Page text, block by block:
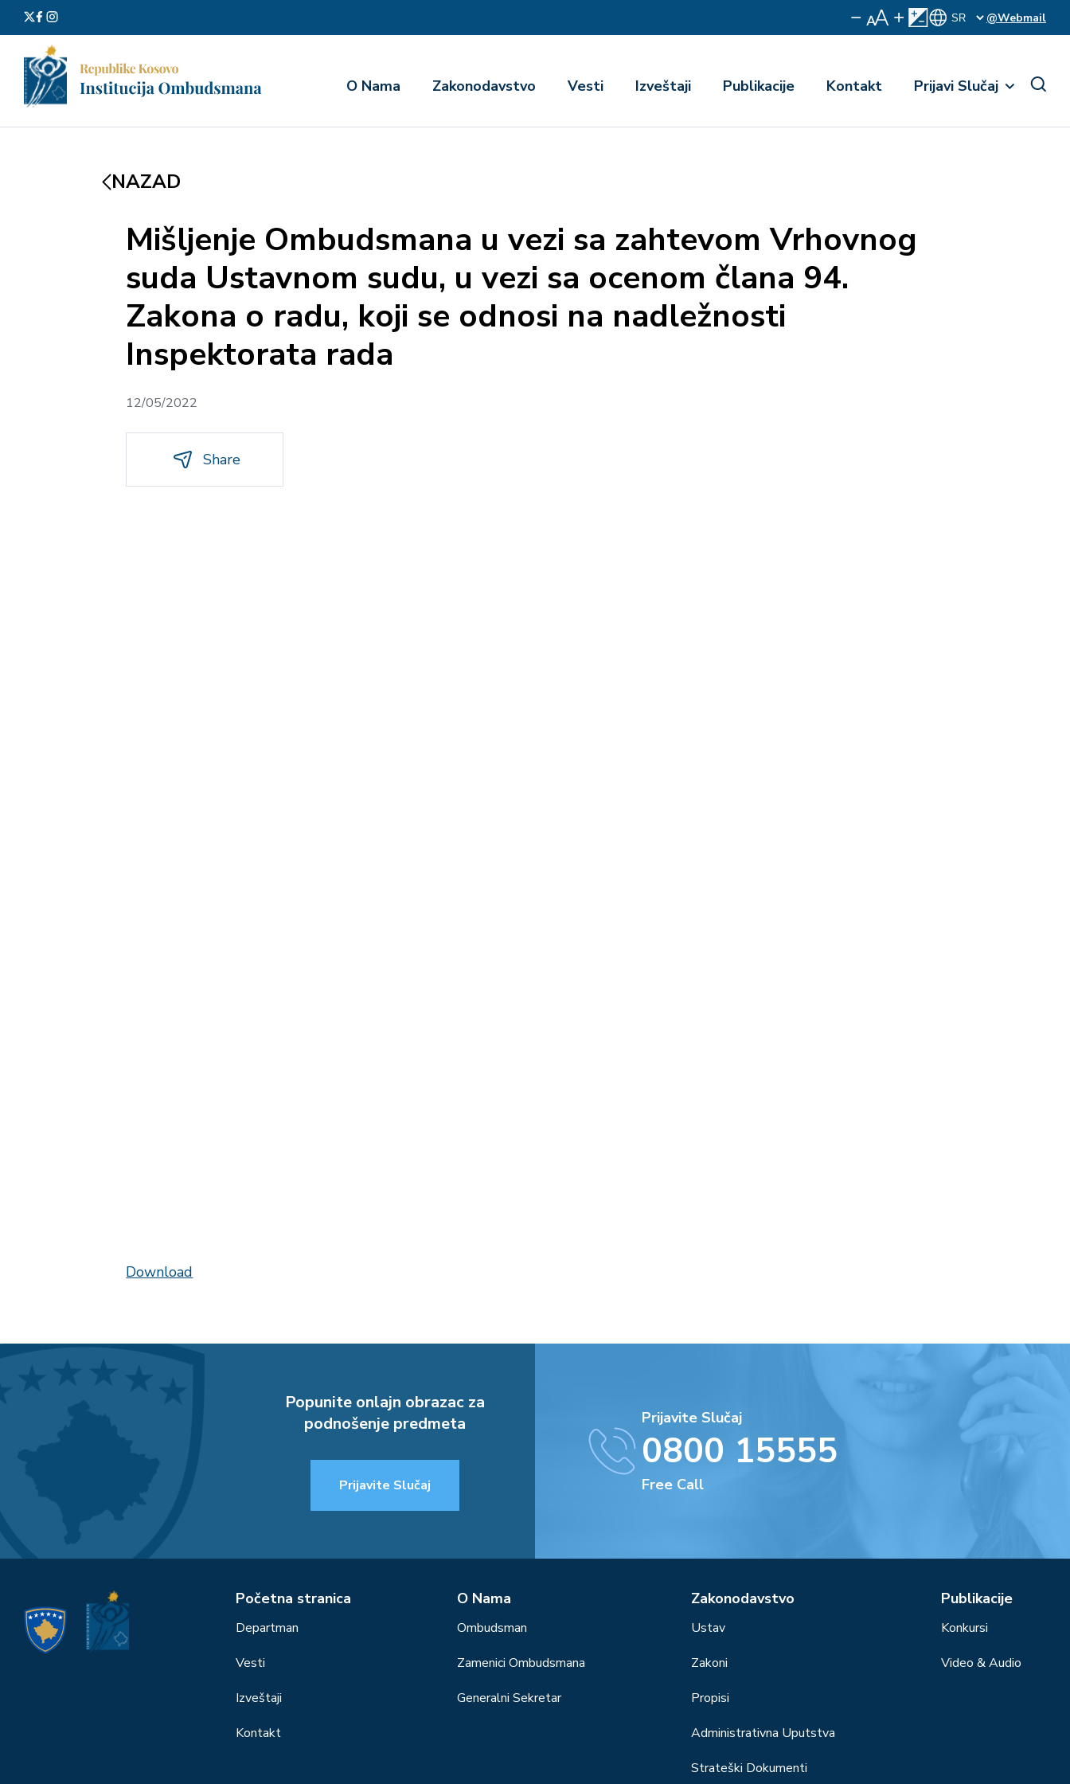
@Webmail
О Nama Zakonodavstvo Vesti Izveštaji Publikacije Kontakt Prijavi Slučaj
NAZAD
Mišljenje Ombudsmana u vezi sa zahtevom Vrhovnog
suda Ustavnom sudu, u vezi sa ocenom člana 94.
Zakona o radu, koji se odnosi na nadležnosti
Inspektorata rada
12/05/2022
Share
Download
Popunite onlajn obrazac za
podnošenje predmeta
Prijavite Slučaj
Prijavite Slučaj
0800 15555
Free Call
Početna stranica
Departman
Vesti
Izveštaji
Kontakt
О Nama
Ombudsman
Zamenici Ombudsmana
Generalni Sekretar
Zakonodavstvo
Ustav
Zakoni
Propisi
Administrativna Uputstva
Strateški Dokumenti
Publikacije
Konkursi
Video & Audio